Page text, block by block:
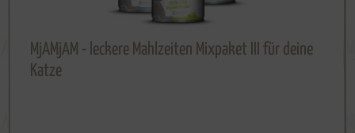
MjAMjAM - leckere Mahlzeiten Mixpaket III für deine
Katze